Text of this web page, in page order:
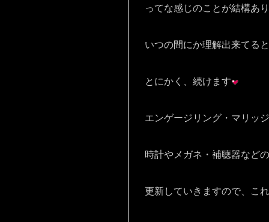
ってな感じのことが結構あ
いつの間にか理解出来てる
とにかく、続けます
エンゲージリング・マリッ
時計やメガネ・補聴器など
更新していきますので、こ